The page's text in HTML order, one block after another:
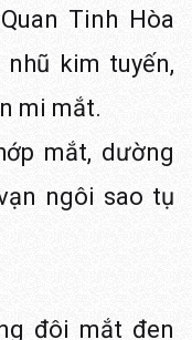
Tinh Hòa
kim tuyến,
mi mắt.
mắt, dường
ngôi sao tụ
đôi mắt đen